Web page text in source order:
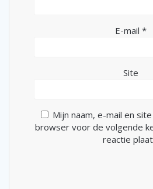
E-mail *
Site
Mijn naam, e-mail en
browser voor de volgende
reactie